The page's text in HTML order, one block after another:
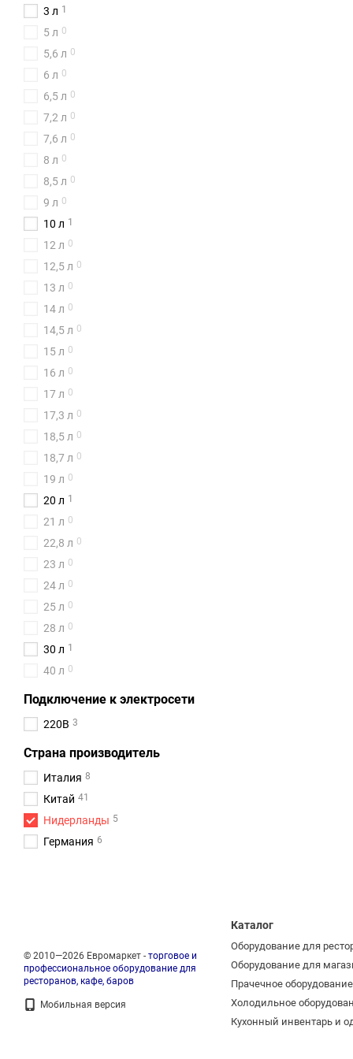
3 л 1
5 л 0
5,6 л 0
6 л 0
6,5 л 0
7,2 л 0
7,6 л 0
8 л 0
8,5 л 0
9 л 0
10 л 1
12 л 0
12,5 л 0
13 л 0
14 л 0
14,5 л 0
15 л 0
16 л 0
17 л 0
17,3 л 0
18,5 л 0
18,7 л 0
19 л 0
20 л 1
21 л 0
22,8 л 0
23 л 0
24 л 0
25 л 0
28 л 0
30 л 1
40 л 0
Подключение к электросети
220В 3
Страна производитель
Италия 8
Китай 41
Нидерланды 5
Германия 6
© 2010—2026 Евромаркет - торговое и
профессиональное оборудование для
ресторанов, кафе, баров
Мобильная версия
Каталог
Оборудование для
Оборудование для
Прачечное оборудование
Холодильное
Кухонный инвентарь и